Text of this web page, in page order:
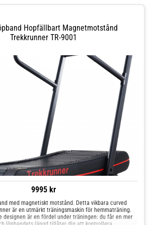
oljetillsats för löpbandHjulVikt: 102
92 cmBredd: 139 cmFörpackningens mått:Vikt: 118
97 cmBredd: 44,5 cm
Hopfällbart Magnetmotstånd
Trekkrunner TR-9001
9995 kr
med magnetiskt motstånd. Detta vikbara curved
är en utmärkt träningsmaskin för hemmaträning.
designen är en fördel under träningen: du får en mer